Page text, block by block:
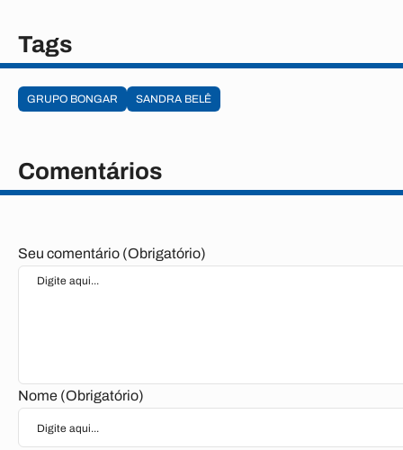
Tags
GRUPO BONGAR SANDRA BELÊ
Comentários
Seu comentário (Obrigatório)
Nome (Obrigatório)